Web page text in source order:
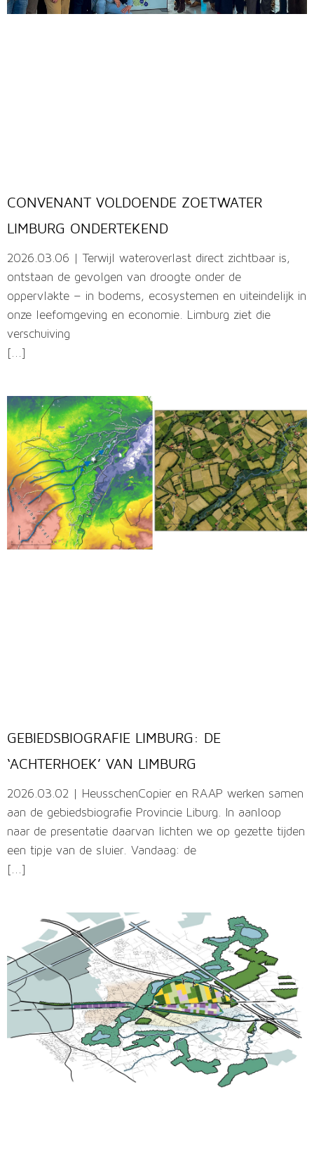
CONVENANT VOLDOENDE ZOETWATER
LIMBURG ONDERTEKEND
2026.03.06 | Terwijl wateroverlast direct zichtbaar is,
ontstaan de gevolgen van droogte onder de
oppervlakte – in bodems, ecosystemen en uiteindelijk in
onze leefomgeving en economie. Limburg ziet die
verschuiving
[...]
GEBIEDSBIOGRAFIE LIMBURG: DE
‘ACHTERHOEK’ VAN LIMBURG
2026.03.02 | HeusschenCopier en RAAP werken samen
aan de gebiedsbiografie Provincie Liburg. In aanloop
naar de presentatie daarvan lichten we op gezette tijden
een tipje van de sluier. Vandaag: de
[...]